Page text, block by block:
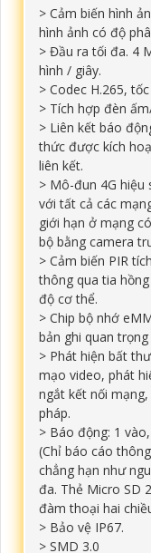
> Cảm biến hình
hình ảnh có độ
> Đầu ra tối đa. 4
hình / giây.
> Codec H.265,
> Tích hợp đèn
> Liên kết báo
thức được kích
liên kết.
> Mô-đun 4G hiệu
với tất cả các
giới hạn ở mạng
bộ bằng camera
> Cảm biến PIR
thông qua tia
độ cơ thể.
> Chip bộ nhớ
bản ghi quan
> Phát hiện bất
mạo video, phát
ngắt kết nối
pháp.
> Báo động: 1
(Chỉ báo cáo
chẳng hạn như
đa. Thẻ Micro SD
đàm thoại hai
> Bảo vệ IP67.
> SMD 3.0